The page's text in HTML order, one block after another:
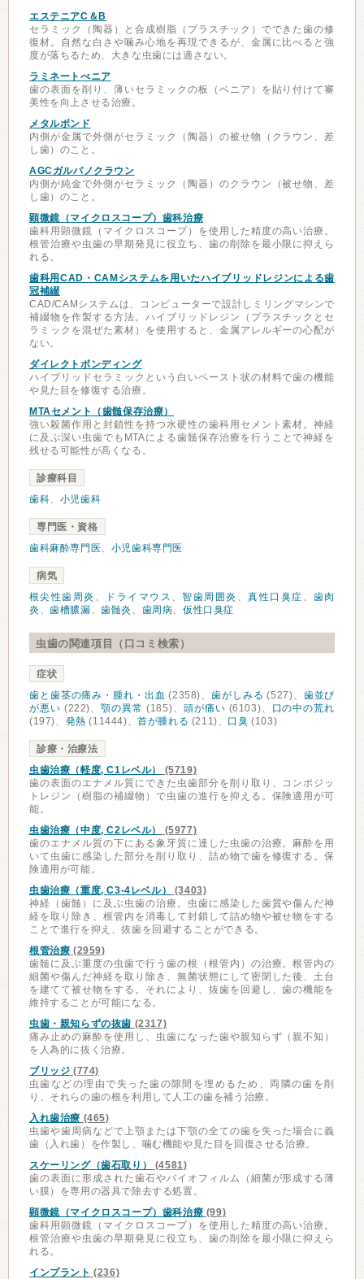
エステニアC＆B
セラミック（陶器）と合成樹脂（プラスチック）でできた歯の修
復材。自然な白さや噛み心地を再現できるが、金属に比べると強
度が落ちるため、大きな虫歯には適さない。
ラミネートべニア
歯の表面を削り、薄いセラミックの板（ベニア）を貼り付けて審
美性を向上させる治療。
メタルボンド
内側が金属で外側がセラミック（陶器）の被せ物（クラウン、差
し歯）のこと。
AGCガルバノクラウン
内側が純金で外側がセラミック（陶器）のクラウン（被せ物、差
し歯）のこと。
顕微鏡（マイクロスコープ）歯科治療
歯科用顕微鏡（マイクロスコープ）を使用した精度の高い治療。
根管治療や虫歯の早期発見に役立ち、歯の削除を最小限に抑えら
れる。
歯科用CAD・CAMシステムを用いたハイブリッドレジンによる歯
冠補綴
CAD/CAMシステムは、コンピューターで設計しミリングマシンで
補綴物を作製する方法。ハイブリッドレジン（プラスチックとセ
ラミックを混ぜた素材）を使用すると、金属アレルギーの心配が
ない。
ダイレクトボンディング
ハイブリッドセラミックという白いペースト状の材料で歯の機能
や見た目を修復する治療。
MTAセメント（歯髄保存治療）
強い殺菌作用と封鎖性を持つ水硬性の歯科用セメント素材。神経
に及ぶ深い虫歯でもMTAによる歯髄保存治療を行うことで神経を
残せる可能性が高くなる。
診療科目
歯科、 小児歯科
専門医・資格
歯科麻酔専門医、 小児歯科専門医
病気
根尖性歯周炎 、 ドライマウス 、智歯周囲炎 、真性口臭症 、 歯肉
炎 、歯槽膿漏、歯髄炎 、 歯周病、仮性口臭症
虫歯の関連項目（口コミ検索）
症状
歯と歯茎の痛み・腫れ・出血 (2358)、歯がしみる (527)、 歯並び
が悪い (222)、顎の異常 (185)、 頭が痛い (6103)、
口の中の荒れ
(197)、 発熱 (11444)、首が腫れる (211)、 口臭 (103)
診療・治療法
虫歯治療（軽度, C1レベル）
(5719)
歯の表面のエナメル質にできた虫歯部分を削り取り、コンポジッ
トレジン（樹脂の補綴物）で虫歯の進行を抑える。保険適用が可
能。
虫歯治療（中度, C2レベル）
(5977)
歯のエナメル質の下にある象牙質に達した虫歯の治療。麻酔を用
いて虫歯に感染した部分を削り取り、詰め物で歯を修復する。保
険適用が可能。
虫歯治療（重度, C3-4レベル）
(3403)
神経（歯髄）に及ぶ虫歯の治療。虫歯に感染した歯質や傷んだ神
経を取り除き、根管内を消毒して封鎖して詰め物や被せ物をする
ことで進行を抑え、抜歯を回避することができる。
根管治療 (2959)
歯髄に及ぶ重度の虫歯で行う歯の根（根管内）の治療。根管内の
細菌や傷んだ神経を取り除き、無菌状態にして密閉した後、土台
を建てて被せ物をする。それにより、抜歯を回避し、歯の機能を
維持することが可能になる。
虫歯・親知らずの抜歯 (2317)
痛み止めの麻酔を使用し、虫歯になった歯や親知らず（親不知）
を人為的に抜く治療。
ブリッジ (774)
虫歯などの理由で失った歯の隙間を埋めるため、両隣の歯を削
り、それらの歯の根を利用して人工の歯を補う治療。
入れ歯治療 (465)
虫歯や歯周病などで上顎または下顎の全ての歯を失った場合に義
歯（入れ歯）を作製し、噛む機能や見た目を回復させる治療。
スケーリング（歯石取り）
(4581)
歯の表面に形成された歯石やバイオフィルム（細菌が形成する薄
い膜）を専用の器具で除去する処置。
顕微鏡（マイクロスコープ）歯科治療 (99)
歯科用顕微鏡（マイクロスコープ）を使用した精度の高い治療。
根管治療や虫歯の早期発見に役立ち、歯の削除を最小限に抑えら
れる。
インプラント (236)